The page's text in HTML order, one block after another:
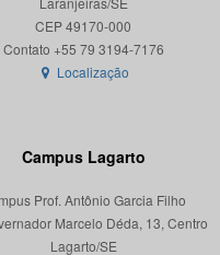
CEP 49170-000
Localização
Campus Lagarto
Prof. Antônio Garcia Filho
Marcelo Déda, 13, Centro
Lagarto/SE